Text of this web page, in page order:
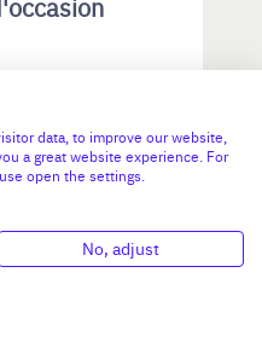
:
data, to improve our website,
a great website experience. For
open the settings.
No, adjust